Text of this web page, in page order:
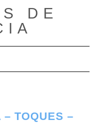
DE
modo de navegación
– TOQUES –